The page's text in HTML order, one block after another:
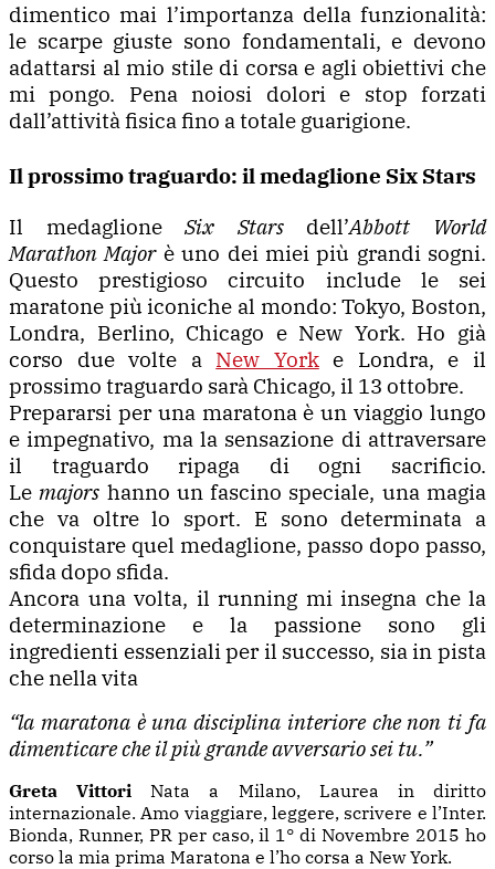
dimentico mai l’importanza della funzionalità:
le scarpe giuste sono fondamentali, e devono
adattarsi al mio stile di corsa e agli obiettivi che
mi pongo. Pena noiosi dolori e stop forzati
dall’attività fisica fino a totale guarigione.
Il prossimo traguardo: il medaglione Six Stars
Il medaglioneSix Starsdell’Abbott World
Marathon Major è uno dei miei più grandi sogni.
Questo prestigioso circuito include le sei
maratone più iconiche al mondo: Tokyo, Boston,
Londra, Berlino, Chicago e New York. Ho già
corso due volte a New Yorke Londra, e il
prossimo traguardo sarà Chicago, il 13 ottobre.
Prepararsi per una maratona è un viaggio lungo
e impegnativo, ma la sensazione di attraversare
il traguardo ripaga di ogni sacrificio.
Lemajors hanno un fascino speciale, una magia
che va oltre lo sport. E sono determinata a
conquistare quel medaglione, passo dopo passo,
sfida dopo sfida.
Ancora una volta, il running mi insegna che la
determinazione e la passione sono gli
ingredienti essenziali per il successo, sia in pista
che nella vita
“la maratona è una disciplina interiore che non ti fa
dimenticare che il più grande avversario sei tu.”
Greta Vittori Nata a Milano, Laurea in diritto
internazionale. Amo viaggiare, leggere, scrivere e l’Inter.
Bionda, Runner, PR per caso, il 1° di Novembre 2015 ho
corso la mia prima Maratona e l’ho corsa a New York.